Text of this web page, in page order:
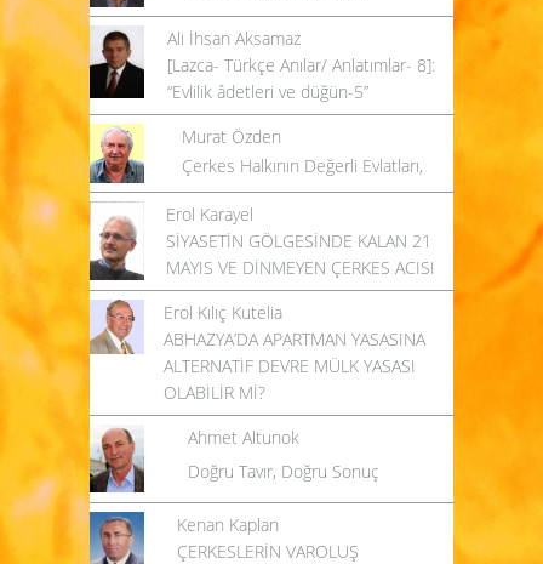
Ali İhsan Aksamaz
[Lazca- Türkçe Anılar/ Anlatımlar- 8]:
“Evlilik âdetleri ve düğün-5”
Murat Özden
Çerkes Halkının Değerli Evlatları,
Erol Karayel
SİYASETİN GÖLGESİNDE KALAN 21
MAYIS VE DİNMEYEN ÇERKES ACISI
Erol Kılıç Kutelia
ABHAZYA’DA APARTMAN YASASINA
ALTERNATİF DEVRE MÜLK YASASI
OLABİLİR Mİ?
Ahmet Altunok
Doğru Tavır, Doğru Sonuç
Kenan Kaplan
ÇERKESLERİN VAROLUŞ